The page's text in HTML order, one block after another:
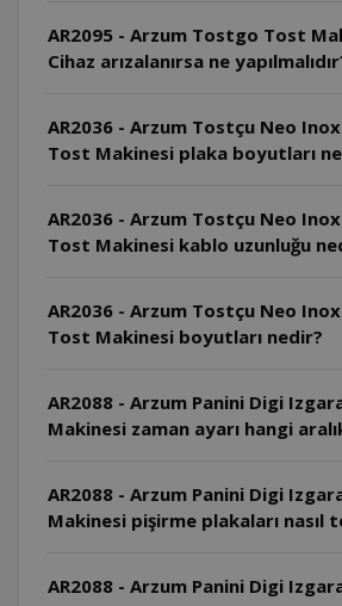
AR2095 - Arzum Tostgo Tost
Cihaz arızalanırsa ne
AR2036 - Arzum Tostçu Neo
Tost Makinesi plaka boyutları
AR2036 - Arzum Tostçu Neo
Tost Makinesi kablo uzunluğu
AR2036 - Arzum Tostçu Neo
Tost Makinesi boyutları nedir?
AR2088 - Arzum Panini Digi
Makinesi zaman ayarı hangi
AR2088 - Arzum Panini Digi
Makinesi pişirme plakaları nasıl
AR2088 - Arzum Panini Digi